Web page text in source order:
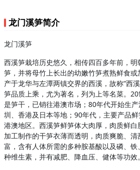
龙门溪笋简介
龙门溪笋
西溪笋栽培历史悠久，相传四百多年前，
笋，并将母竹上长出的幼嫩竹笋煮熟鲜食
产于龙华与左潭两镇交界的西溪，故称“西
笋品质上乘，尤为著名，列为上等名菜。
是笋干，已销往港澳市场；80年代开始生
圳、香港及日本等地；90年代，主要产品鲜
港澳地区。西溪笋鲜笋体大肉厚，肉质鲜
加工制作的干笋衣薄而透明，肉质爽脆、
富，含有人体所需的多种胺基酸以及磷、
种维生素，并有减肥、降血压、健体等功效。